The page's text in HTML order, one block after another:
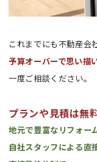
これまでにも不動産会
予算オーバーで思い描
一度ご相談ください。
プランや見積は無
地元で豊富なリフォー
自社スタッフによる直